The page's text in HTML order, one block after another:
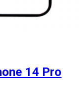
14 Pro